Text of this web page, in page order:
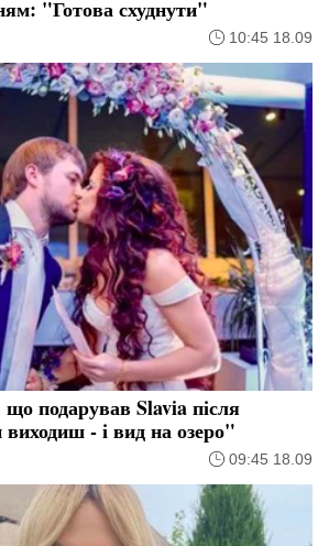
"Готова схуднути"
10:45 18.09
що подарував Slavia після
- і вид на озеро"
09:45 18.09